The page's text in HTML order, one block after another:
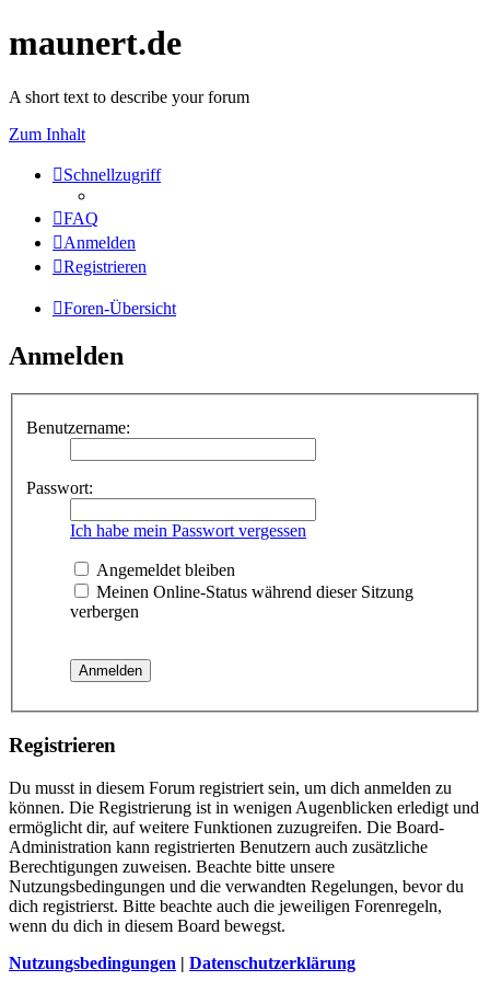
maunert.de
A short text to describe your forum
Zum Inhalt
Schnellzugriff
FAQ
Anmelden
Registrieren
Foren-Übersicht
Anmelden
Benutzername:
Passwort:
Ich habe mein Passwort vergessen
Angemeldet bleiben
Meinen Online-Status während dieser Sitzung
verbergen
Registrieren
Du musst in diesem Forum registriert sein, um dich anmelden zu
können. Die Registrierung ist in wenigen Augenblicken erledigt und
ermöglicht dir, auf weitere Funktionen zuzugreifen. Die Board-
Administration kann registrierten Benutzern auch zusätzliche
Berechtigungen zuweisen. Beachte bitte unsere
Nutzungsbedingungen und die verwandten Regelungen, bevor du
dich registrierst. Bitte beachte auch die jeweiligen Forenregeln,
wenn du dich in diesem Board bewegst.
Nutzungsbedingungen | Datenschutzerklärung